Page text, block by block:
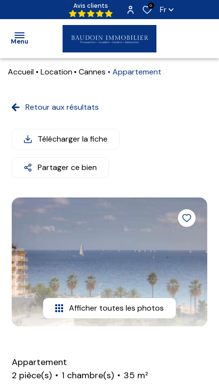
Avis clients 0 Fr
Menu
Ventes
Locations
Locations
Immo Pro
Programmes
sommes-
nous ?
Contact
Accueil Location Cannes Appartement
Retour aux résultats
Télécharger la fiche
Partager ce bien
Afficher toutes les photos
Appartement
2 pièce(s)
1 chambre(s)
35 m²